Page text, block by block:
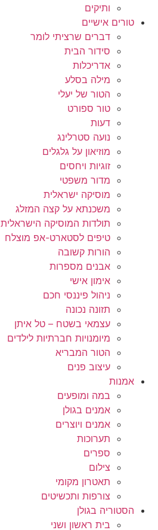
ותיקים
טורים אישיים
דברים שרציתי לומר
סידור הבית
אדריכלות
מילה בסלע
הטור של יעלי
טור ספורט
דעות
נועה סטרלינג
מוזיאון על גלגלים
זוגיות ויחסים
מדור משפטי
מוסיקה ישראלית
משכנתא על קצה המזלג
תולדות המוסיקה הישראלית
טיפים לסטארט-אפ מוצלח
הורות קשובה
אבנים מספרות
אימון אישי
ניהול פיננסי חכם
תזונה נכונה
עצמאי בשטח – טל איתן
מיומנויות חברתיות לילדים
הטור המבריא
עיצוב פנים
אמנות
במה ומופעים
אמנים בגולן
אמנים ויוצרים
תערוכות
ספרים
צילום
תאטרון מקומי
צורפות ותכשיטים
הסטוריה בגולן
בית ראשון ושני